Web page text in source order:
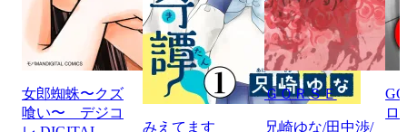
女郎蜘蛛〜クズ
喰い〜 デジコ
みえてます
ＧＯＲＳＥ
兄崎ゆな/田中渉/
ロ